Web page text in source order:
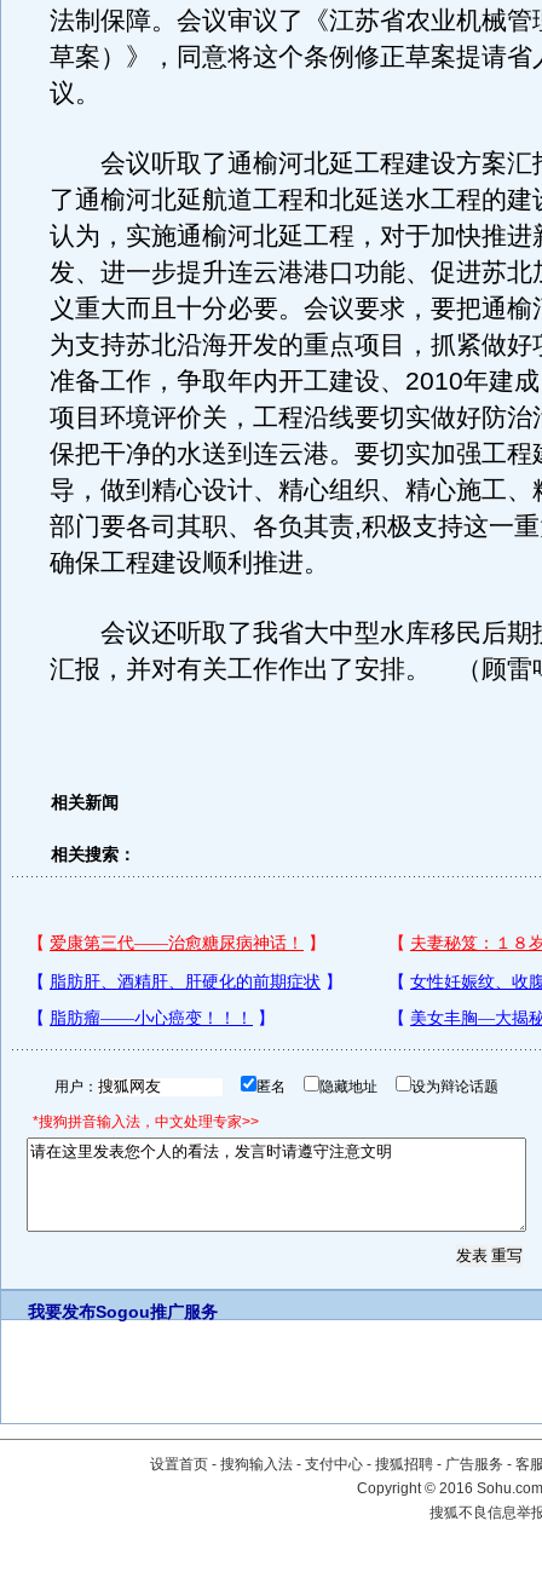
法制保障。会议审议了《江苏省农业机械管
草案）》，同意将这个条例修正草案提请省
议。
会议听取了通榆河北延工程建设方案汇
了通榆河北延航道工程和北延送水工程的建
认为，实施通榆河北延工程，对于加快推进
发、进一步提升连云港港口功能、促进苏北
义重大而且十分必要。会议要求，要把通榆
为支持苏北沿海开发的重点项目，抓紧做好
准备工作，争取年内开工建设、2010年建
项目环境评价关，工程沿线要切实做好防治
保把干净的水送到连云港。要切实加强工程
导，做到精心设计、精心组织、精心施工、
部门要各司其职、各负其责,积极支持这一
确保工程建设顺利推进。
会议还听取了我省大中型水库移民后期
汇报，并对有关工作作出了安排。 （顾雷
相关新闻
相关搜索：
用户： 匿名 隐藏地址 设为辩论话题
*搜狗拼音输入法，中文处理专家>>
我要发布Sogou推广服务
设置首页 - 搜狗输入法 - 支付中心 - 搜狐招聘 - 广告服务 - 客
Copyright©2016
搜狐不良信息举